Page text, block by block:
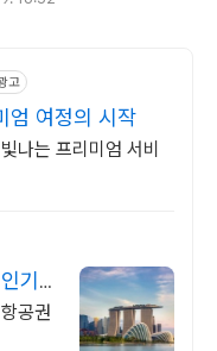
고
엄 여정의 시작
나는 프리미엄 서비
기
공권